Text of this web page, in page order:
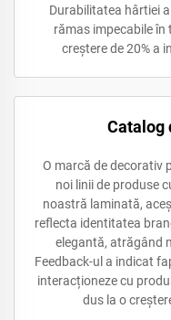
Durabilitatea hârtiei
rămas impecabile
creștere de 20% a
Catalog
O marcă de decorativ
noi linii de produse
noastră laminată,
reflecta identitatea
elegantă, atrăgând
Feedback-ul a indicat
interacționeze cu
dus la o